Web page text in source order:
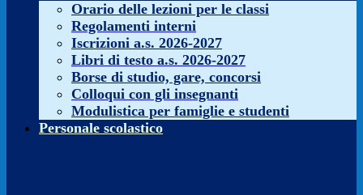
Orario delle lezioni per le classi
Regolamenti interni
Iscrizioni a.s. 2026-2027
Libri di testo a.s. 2026-2027
Borse di studio, gare, concorsi
Colloqui con gli insegnanti
Modulistica per famiglie e studenti
Personale scolastico